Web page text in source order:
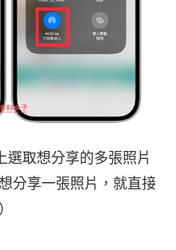
選取想分享的多張照片
分享一張照片，就直接